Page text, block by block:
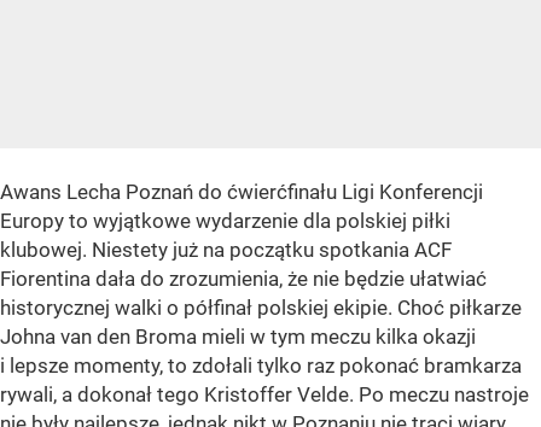
Awans Lecha Poznań do ćwierćfinału Ligi Konferencji
Europy to wyjątkowe wydarzenie dla polskiej piłki
klubowej. Niestety już na początku spotkania ACF
Fiorentina dała do zrozumienia, że nie będzie ułatwiać
historycznej walki o półfinał polskiej ekipie. Choć piłkarze
Johna van den Broma mieli w tym meczu kilka okazji
i lepsze momenty, to zdołali tylko raz pokonać bramkarza
rywali, a dokonał tego Kristoffer Velde. Po meczu nastroje